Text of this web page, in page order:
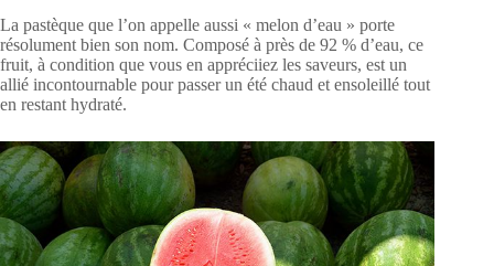
La pastèque que l’on appelle aussi « melon d’eau » porte
résolument bien son nom. Composé à près de 92 % d’eau, ce
fruit, à condition que vous en appréciiez les saveurs, est un
allié incontournable pour passer un été chaud et ensoleillé tout
en restant hydraté.